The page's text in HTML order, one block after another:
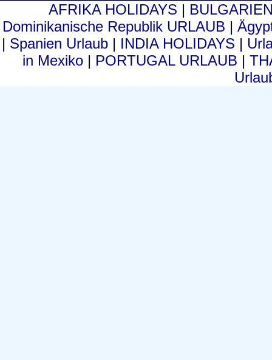
AFRIKA HOLIDAYS |
Dominikanische Republik URLAUB |
| Spanien Urlaub | INDIA HOLIDAYS |
in Mexiko | PORTUGAL URLAUB |